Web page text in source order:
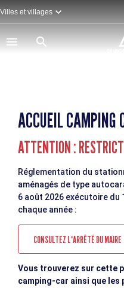
Aller
au
contenu
principal
Villes et villages
ACCUEIL CAMPING
ATTENTION :
Réglementation du
aménagés de type
6 août 2026 exécutoire du
chaque année :
CONSULTEZ L'ARRÊTÉ DU MAIRE
Vous trouverez sur cette
camping-car ainsi que les